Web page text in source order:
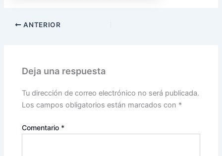
ANTERIOR
Deja una respuesta
Tu dirección de correo electrónico no será publicada.
Los campos obligatorios están marcados con *
Comentario *